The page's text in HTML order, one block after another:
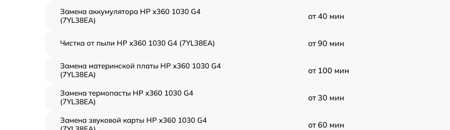
Замена аккумулятора HP x360 1030 G4
(7YL38EA)
от 40 мин
Чистка от пыли HP x360 1030 G4 (7YL38EA) от 90 мин
Замена материнской платы HP x360 1030 G4
(7YL38EA)
от 100 мин
Замена термопасты HP x360 1030 G4
(7YL38EA)
от 30 мин
Замена звуковой карты HP x360 1030 G4
от 60 мин